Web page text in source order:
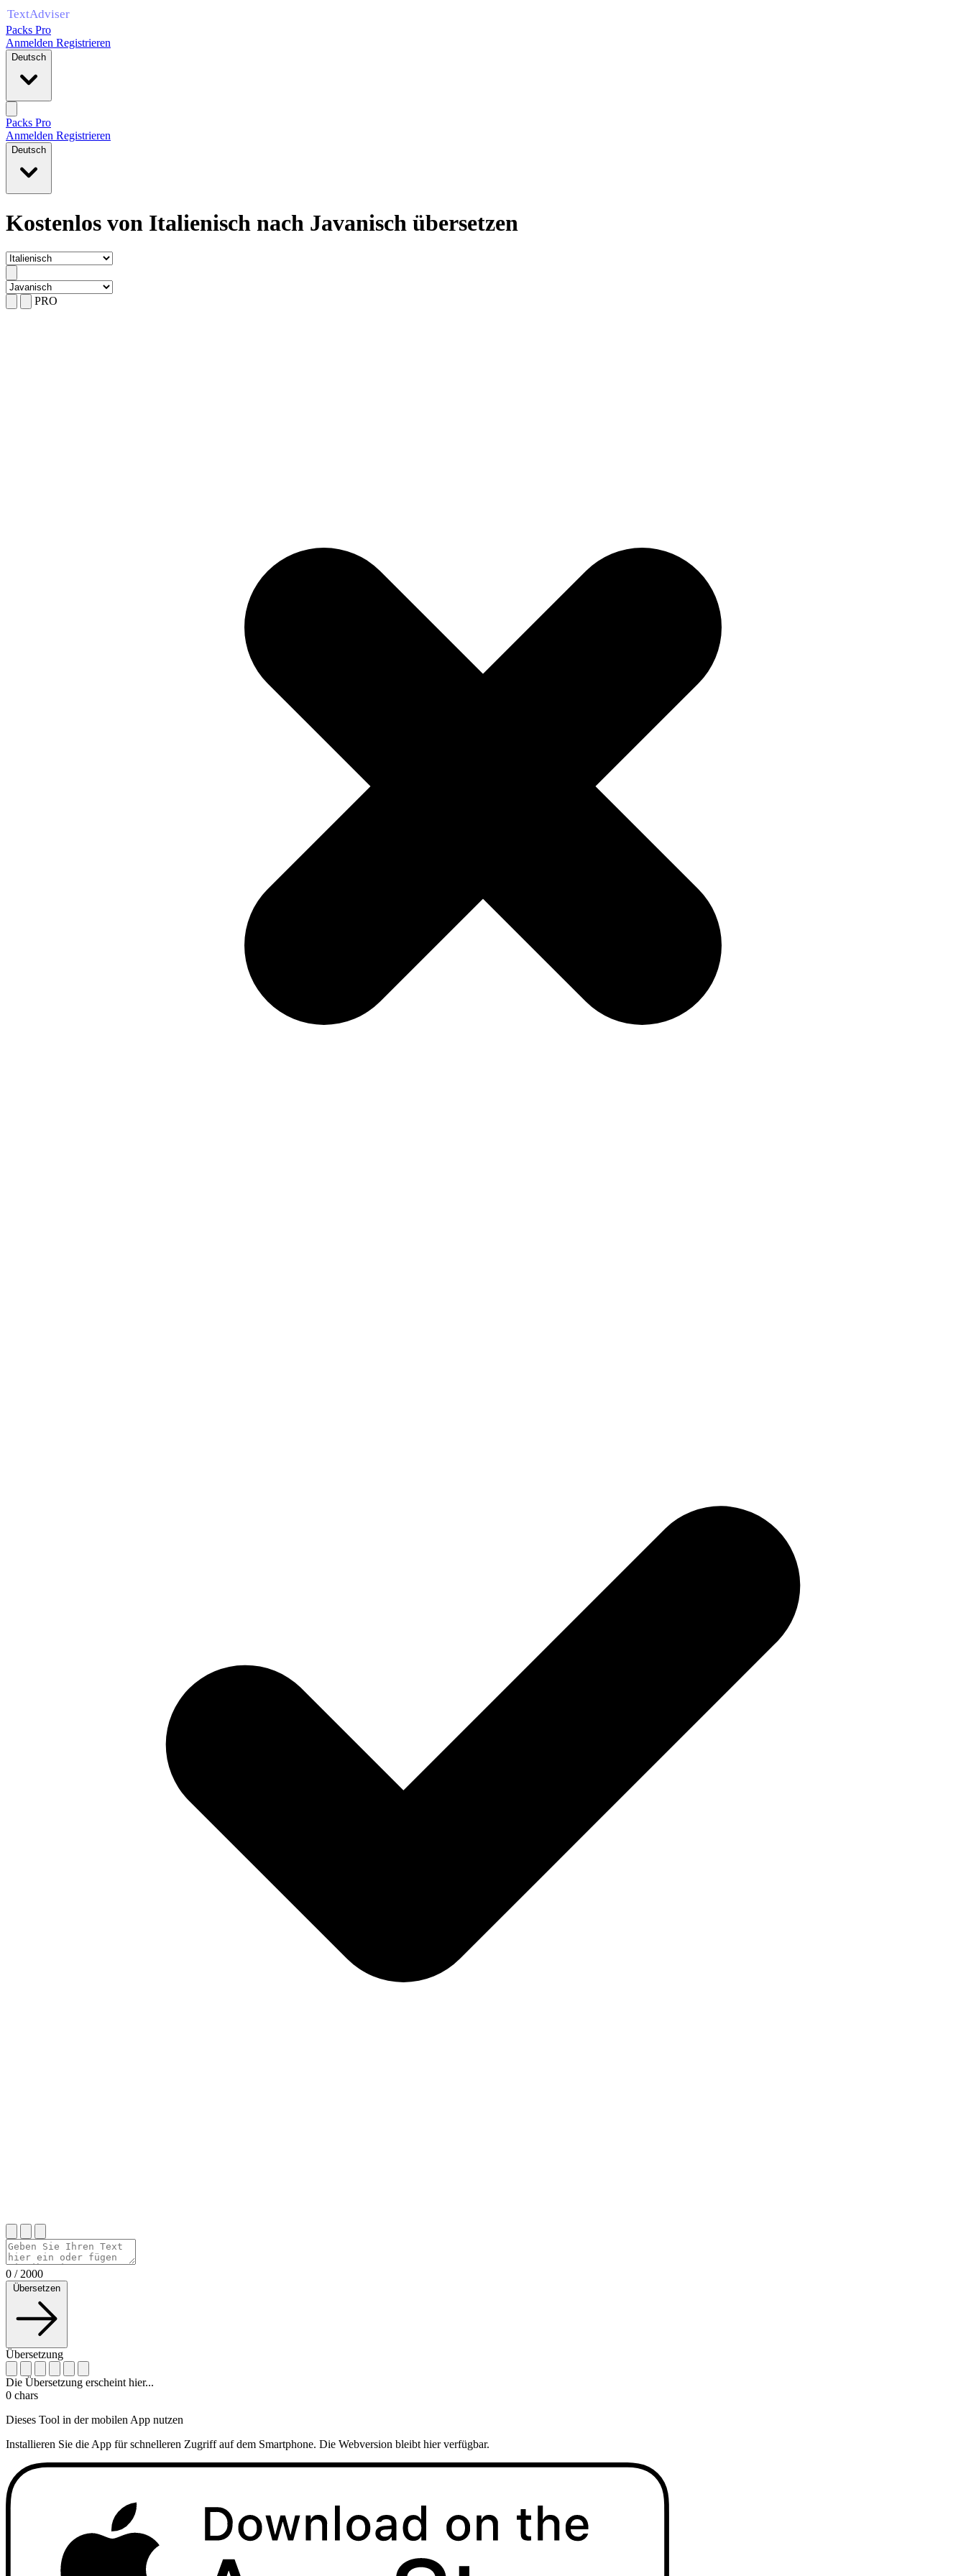
Packs Pro
Anmelden Registrieren
Deutsch
Packs Pro
Anmelden Registrieren
Deutsch
Kostenlos von Italienisch nach Javanisch übersetzen
PRO
0 / 2000
Übersetzen
Übersetzung
Die Übersetzung erscheint hier...
0 chars
Dieses Tool in der mobilen App nutzen
Installieren Sie die App für schnelleren Zugriff auf dem Smartphone. Die Webversion bleibt hier verfügbar.